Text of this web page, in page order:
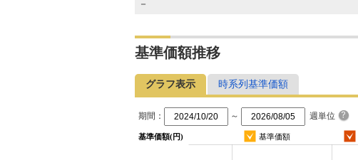
－
基準価額推移
グラフ表示 時系列基準価額
期間： ～ 週単位
基準価額(円) 基準価額